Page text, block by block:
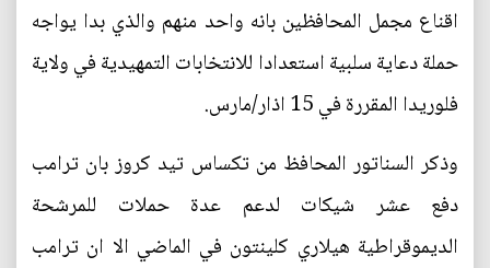
اقناع مجمل المحافظين بانه واحد منهم والذي بدا يواجه
حملة دعاية سلبية استعدادا للانتخابات التمهيدية في ولاية
فلوريدا المقررة في 15 اذار/مارس.
وذكر السناتور المحافظ من تكساس تيد كروز بان ترامب
دفع عشر شيكات لدعم عدة حملات للمرشحة
الديموقراطية هيلاري كلينتون في الماضي الا ان ترامب